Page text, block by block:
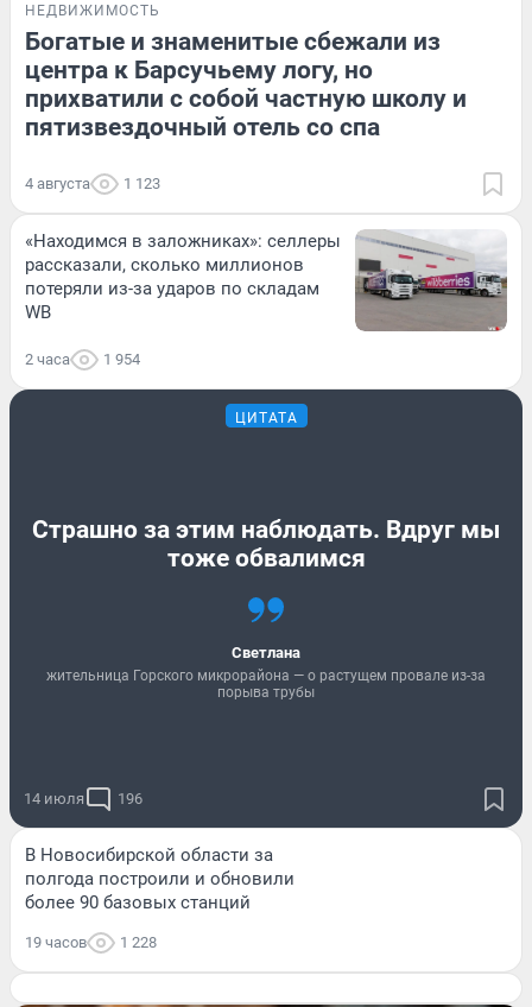
НЕДВИЖИМОСТЬ
Богатые и знаменитые сбежали из
центра к Барсучьему логу, но
прихватили с собой частную школу и
пятизвездочный отель со спа
4 августа 1 123
«Находимся в заложниках»: селлеры
рассказали, сколько миллионов
потеряли из-за ударов по складам
WB
2 часа 1 954
ЦИТАТА
Страшно за этим наблюдать. Вдруг мы
тоже обвалимся
Светлана
жительница Горского микрорайона — о растущем провале из-за
порыва трубы
14 июля 196
В Новосибирской области за
полгода построили и обновили
более 90 базовых станций
19 часов 1 228